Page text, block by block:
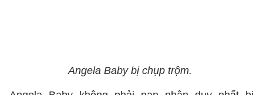
Angela Baby bị chụp trộm.